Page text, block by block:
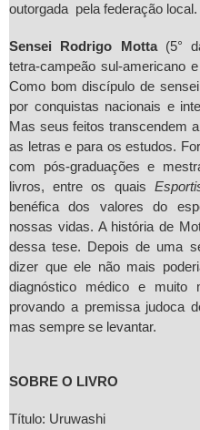
outorgada pela federação local.
Sensei Rodrigo Motta(5°
tetra-campeão sul-americano
Como bom discípulo de
por conquistas nacionais e
Mas seus feitos transcendem
as letras e para os estudos.
com pós-graduações e
livros, entre os quais
benéfica dos valores do
nossas vidas. A história de
dessa tese. Depois de uma
dizer que ele não mais
diagnóstico médico e
provando a premissa judoca
mas sempre se levantar.
SOBRE O LIVRO
Título: Uruwashi